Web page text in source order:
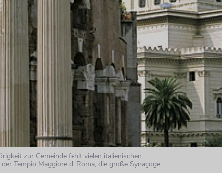
zur Gemeinde fehlt vielen italienischen
Tempio Maggiore di Roma, die große Synagoge